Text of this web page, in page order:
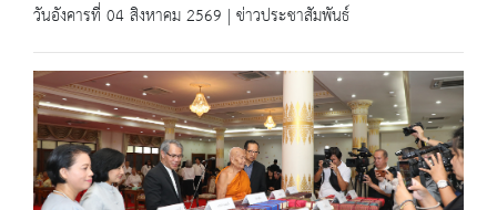
วันอังคารที่ 04 สิงหาคม 2569 | ข่าวประชาสัมพันธ์